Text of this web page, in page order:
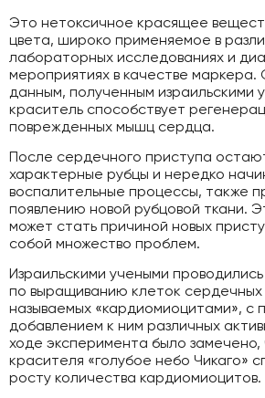
Это нетоксичное красящее
цвета, широко применяемое в
лабораторных исследованиях и
мероприятиях в качестве маркера.
данным, полученным израильскими
краситель способствует
поврежденных мышц сердца.
После сердечного приступа
характерные рубцы и нередко
воспалительные процессы, также
появлению новой рубцовой ткани.
может стать причиной новых
собой множество проблем.
Израильскими учеными
по выращиванию клеток
называемых «кардиомиоцитами», с
добавлением к ним различных
ходе эксперимента было замечено,
красителя «голубое небо Чикаго»
росту количества кардиомиоцитов.